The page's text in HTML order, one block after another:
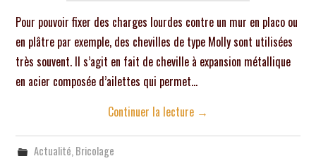
Pour pouvoir fixer des charges lourdes contre un mur en placo ou
en plâtre par exemple, des chevilles de type Molly sont utilisées
très souvent. Il s’agit en fait de cheville à expansion métallique
en acier composée d’ailettes qui permet…
Continuer la lecture →
Actualité,Bricolage